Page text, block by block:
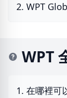
2. WPT
WPT
1. 在哪裡可